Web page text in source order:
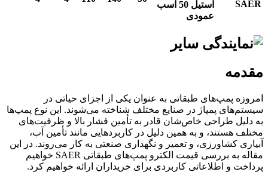
SAER استیل 50 اسب
عمودی
مقدمه
امروزه پمپ‌های طبقاتی به عنوان یکی از اجزای حیاتی در
سیستم‌های پمپاژ در صنایع مختلف شناخته می‌شوند. این نوع پمپ‌ها
به دلیل طراحی خاص‌شان قادر به تأمین فشار بالا و ظرفیت‌های
مختلف هستند، و به همین دلیل در کاربردهایی مانند تأمین آب،
آبیاری کشاورزی، و تعمیر و نگهداری صنعتی به کار می‌روند. در این
مقاله به بررسی قیمت الکترو پمپ‌های طبقاتی SAER خواهیم
پرداخت و اطلاعاتی کاربردی برای خریداران ارائه خواهیم کرد.